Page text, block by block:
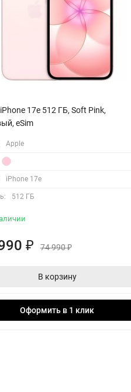
ультрамарин, Apple iPhone 16
17e 512 ГБ, Soft Pink,
eSim
Apple
iPhone 17e
512 ГБ
₽ 74 990₽
В корзину
Оформить в 1 клик